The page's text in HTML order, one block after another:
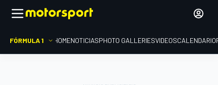
FÓRMULA 1 HOMENOTICIASPHOTO GALLERIESVIDEOSCALENDARIO